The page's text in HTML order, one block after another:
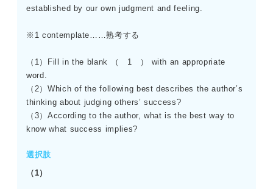
established by our own judgment and feeling.
※1 contemplate……熟考する
（1）Fill in the blank （ 1 ） with an appropriate
word.
（2）Which of the following best describes the author’s
thinking about judging others’ success?
（3）According to the author, what is the best way to
know what success implies?
選択肢
（1）